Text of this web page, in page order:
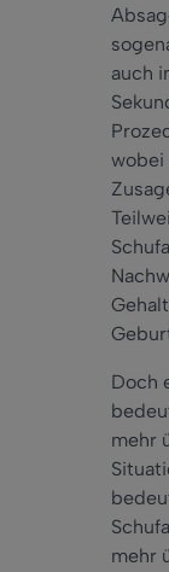
auch
wobei
Doch
mehr
mehr